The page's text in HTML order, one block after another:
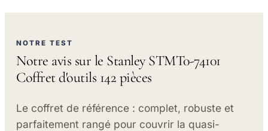
NOTRE TEST
Notre avis sur le Stanley STMT0-74101
Coffret d'outils 142 pièces
Le coffret de référence : complet, robuste et
parfaitement rangé pour couvrir la quasi-